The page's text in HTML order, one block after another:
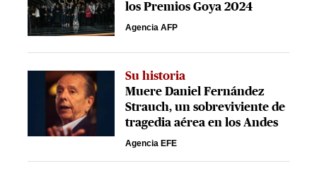
los Premios Goya 2024
Agencia AFP
Su historia
Muere Daniel Fernández
Strauch, un sobreviviente de
tragedia aérea en los Andes
Agencia EFE